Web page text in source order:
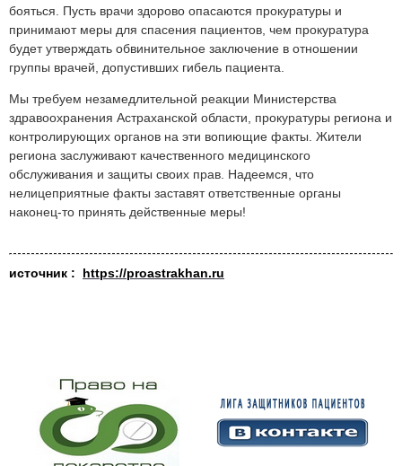
бояться. Пусть врачи здорово опасаются прокуратуры и
принимают меры для спасения пациентов, чем прокуратура
будет утверждать обвинительное заключение в отношении
группы врачей, допустивших гибель пациента.
Мы требуем незамедлительной реакции Министерства
здравоохранения Астраханской области, прокуратуры региона и
контролирующих органов на эти вопиющие факты. Жители
региона заслуживают качественного медицинского
обслуживания и защиты своих прав. Надеемся, что
нелицеприятные факты заставят ответственные органы
наконец-то принять действенные меры!
источник : https://proastrakhan.ru